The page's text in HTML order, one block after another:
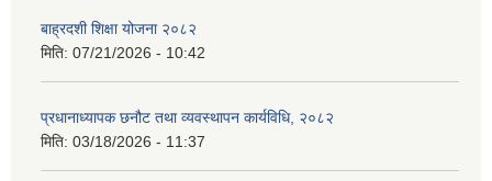
बाह्रदशी शिक्षा योजना २०८२
मिति: 07/21/2026 - 10:42
प्रधानाध्यापक छनौट तथा व्यवस्थापन कार्यविधि, २०८२
मिति: 03/18/2026 - 11:37